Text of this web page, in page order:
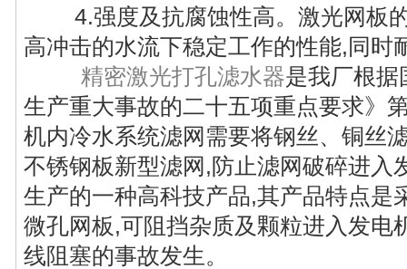
4.强度及抗腐蚀性高。激光网板
高冲击的水流下稳定工作的性能,同时
精密激光打孔滤水器是我厂根据
生产重大事故的二十五项重点要求》
机内冷水系统滤网需要将钢丝、铜丝
不锈钢板新型滤网,防止滤网破碎进入
生产的一种高科技产品,其产品特点是
微孔网板,可阻挡杂质及颗粒进入发电
线阻塞的事故发生。